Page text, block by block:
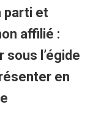
parti et
affilié :
l’égide
en